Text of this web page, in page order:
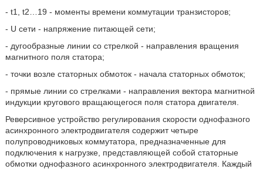
- t1, t2…19 - моменты времени коммутации транзисторов;
- U сети - напряжение питающей сети;
- дугообразные линии со стрелкой - направления вращения
магнитного поля статора;
- точки возле статорных обмоток - начала статорных обмоток;
- прямые линии со стрелками - направления вектора магнитной
индукции кругового вращающегося поля статора двигателя.
Реверсивное устройство регулирования скорости однофазного
асинхронного электродвигателя содержит четыре
полупроводниковых коммутатора, предназначенные для
подключения к нагрузке, представляющей собой статорные
обмотки однофазного асинхронного электродвигателя. Каждый